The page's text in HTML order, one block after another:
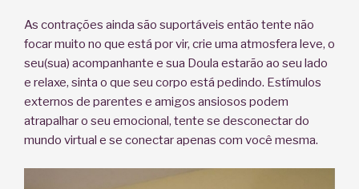
As contrações ainda são suportáveis então tente não
focar muito no que está por vir, crie uma atmosfera leve, o
seu(sua) acompanhante e sua Doula estarão ao seu lado
e relaxe, sinta o que seu corpo está pedindo. Estímulos
externos de parentes e amigos ansiosos podem
atrapalhar o seu emocional, tente se desconectar do
mundo virtual e se conectar apenas com você mesma.